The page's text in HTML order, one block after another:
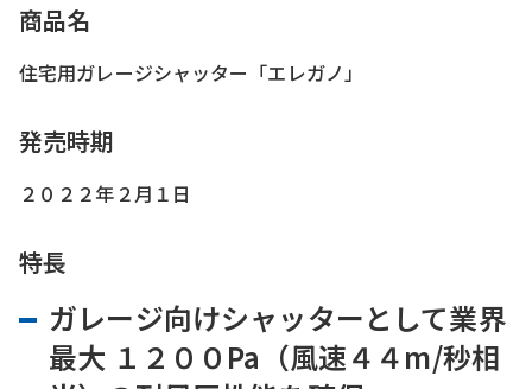
商品名
住宅用ガレージシャッター「エレガノ」
発売時期
２０２２年２月１日
特長
ガレージ向けシャッターとして業界
最大 １２００Pa（風速４４m/秒相